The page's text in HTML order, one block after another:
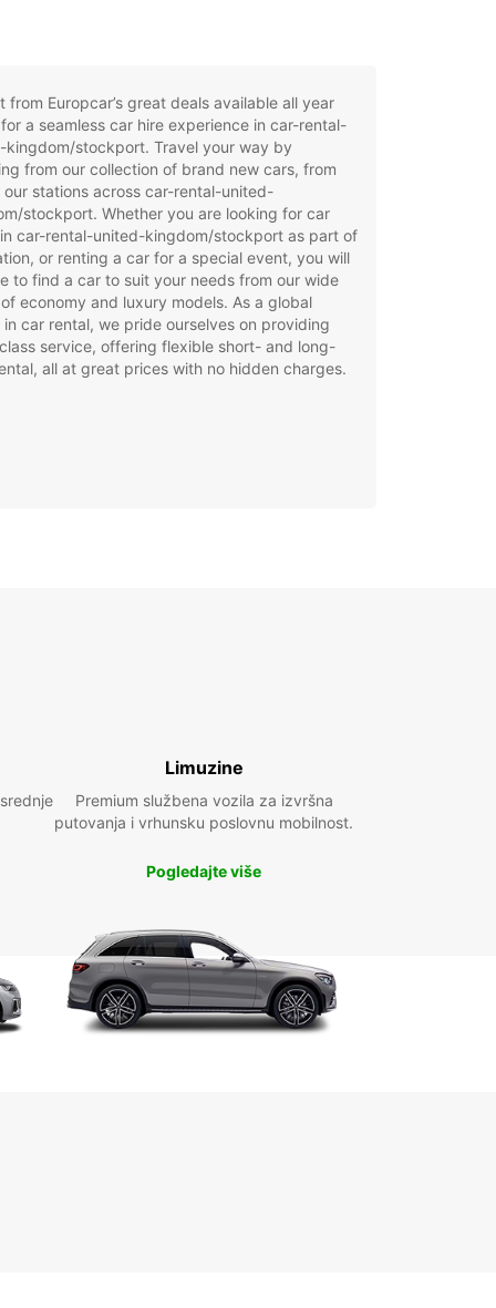
from Europcar’s great deals available all year
a seamless car hire experience in car-rental-
kingdom/stockport. Travel your way by
from our collection of brand new cars, from
our stations across car-rental-united-
stockport. Whether you are looking for car
car-rental-united-kingdom/stockport as part of
or renting a car for a special event, you will
to find a car to suit your needs from our wide
economy and luxury models. As a global
in car rental, we pride ourselves on providing
service, offering flexible short- and long-
all at great prices with no hidden charges.
Limuzine
Premium službena vozila za izvršna
putovanja i vrhunsku poslovnu mobilnost.
Pogledajte više